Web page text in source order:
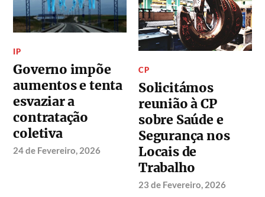
IP
Governo impõe
aumentos e tenta
esvaziar a
contratação
coletiva
24 de Fevereiro, 2026
CP
Solicitámos
reunião à CP
sobre Saúde e
Segurança nos
Locais de
Trabalho
23 de Fevereiro, 2026